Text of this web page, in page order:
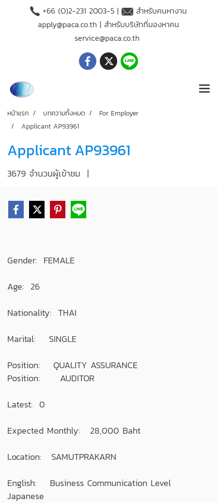
+66 (O)2-231 2003-5 |
สำหรับคนหางาน
apply@paca.co.th | สำหรับบริษัทที่มองหาคน
service@paca.co.th
หน้าแรก บทความทั้งหมด
For Employer
Applicant AP93961
Applicant AP93961
3679 จำนวนผู้เข้าชม |
Gender: FEMALE
Age: 26
Nationality: THAI
Marital: SINGLE
Position: QUALITY ASSURANCE
Position: AUDITOR
Latest: 0
Expected Monthly: 28,000 Baht
Location: SAMUTPRAKARN
English: Business Communication Level
Japanese